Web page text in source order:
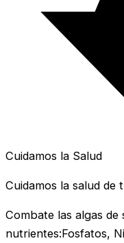
Cuidamos la Salud
Cuidamos la salud de
Combate las algas de
nutrientes:Fosfatos,